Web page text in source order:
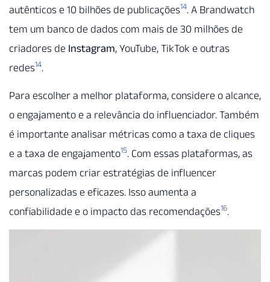
autênticos e 10 bilhões de publicações14. A Brandwatch
tem um banco de dados com mais de 30 milhões de
criadores de Instagram, YouTube, TikTok e outras
redes14.
Para escolher a melhor plataforma, considere o alcance,
o engajamento e a relevância do influenciador. Também
é importante analisar métricas como a taxa de cliques
e a taxa de engajamento15. Com essas plataformas, as
marcas podem criar estratégias de influencer
personalizadas e eficazes. Isso aumenta a
confiabilidade e o impacto das recomendações16.